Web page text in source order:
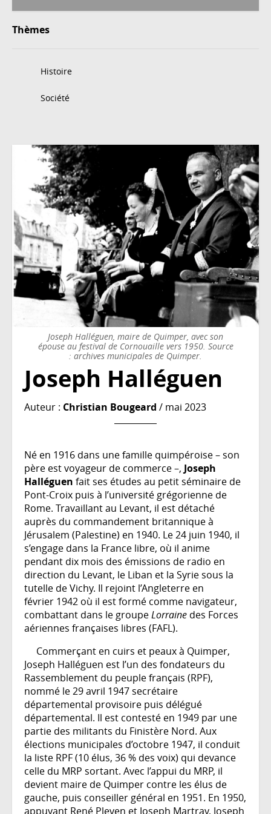
Thèmes
Histoire
Société
Joseph Halléguen, maire de Quimper, avec son
épouse au festival de Cornouaille vers 1950. Source
: archives municipales de Quimper.
Joseph Halléguen
Auteur : Christian Bougeard / mai 2023
Né en 1916 dans une famille quimpéroise – son
père est voyageur de commerce –, Joseph
Halléguen fait ses études au petit séminaire de
Pont-Croix puis à l’université grégorienne de
Rome. Travaillant au Levant, il est détaché
auprès du commandement britannique à
Jérusalem (Palestine) en 1940. Le 24 juin 1940, il
s’engage dans la France libre, où il anime
pendant dix mois des émissions de radio en
direction du Levant, le Liban et la Syrie sous la
tutelle de Vichy. Il rejoint l’Angleterre en
février 1942 où il est formé comme navigateur,
combattant dans le groupeLorraine des Forces
aériennes françaises libres (FAFL).
Commerçant en cuirs et peaux à Quimper,
Joseph Halléguen est l’un des fondateurs du
Rassemblement du peuple français (RPF),
nommé le 29 avril 1947 secrétaire
départemental provisoire puis délégué
départemental. Il est contesté en 1949 par une
partie des militants du Finistère Nord. Aux
élections municipales d’octobre 1947, il conduit
la liste RPF (10 élus, 36 % des voix) qui devance
celle du MRP sortant. Avec l’appui du MRP, il
devient maire de Quimper contre les élus de
gauche, puis conseiller général en 1951. En 1950,
appuyant René Pleven et Joseph Martray, Joseph